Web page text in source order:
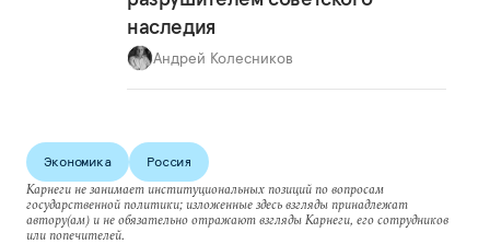
наследия
Андрей Колесников
Экономика
Россия
Карнеги не занимает институциональных позиций по вопросам
государственной политики; изложенные здесь взгляды принадлежат
автору(ам) и не обязательно отражают взгляды Карнеги, его сотрудников
или попечителей.